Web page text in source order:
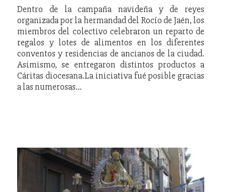
Dentro de la campaña navideña y de reyes
organizada por la hermandad del Rocío de Jaén, los
miembros del colectivo celebraron un reparto de
regalos y lotes de alimentos en los diferentes
conventos y residencias de ancianos de la ciudad.
Asimismo, se entregaron distintos productos a
Cáritas diocesana.La iniciativa fué posible gracias
a las numerosas…